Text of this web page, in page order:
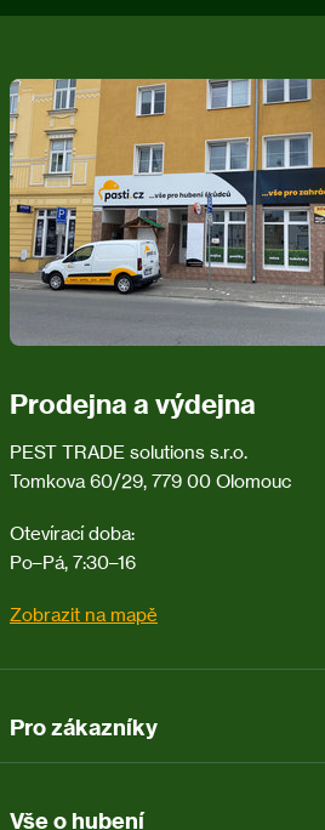
p
a
Prodejna a výdejna
PEST TRADE solutions s.r.o.
Tomkova 60/29, 779 00 Olomouc
Otevírací doba:
Po–Pá, 7:30–16
Zobrazit na mapě
Pro zákazníky
Vše o hubení